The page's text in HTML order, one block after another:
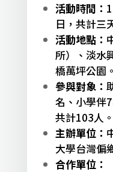
活動時間：
日，共計三
活動地點：
所）、淡水
橋萬坪公園。
參與對象：
名、小學伴
共計103人
主辦單位：
大學台灣偏
合作單位：